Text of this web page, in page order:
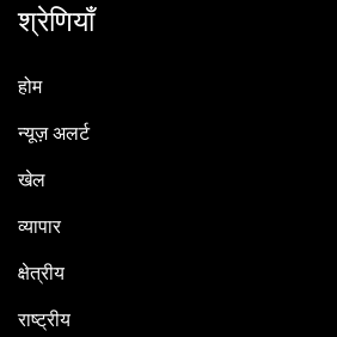
श्रेणियाँ
होम
न्यूज़ अलर्ट
खेल
व्यापार
क्षेत्रीय
राष्ट्रीय